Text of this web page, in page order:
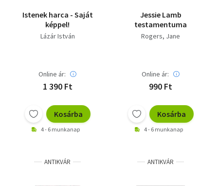
Istenek harca - Saját
képpel!
Lázár István
Online ár:
1 390 Ft
Kosárba
4 - 6 munkanap
Jessie Lamb
testamentuma
Rogers, Jane
Online ár:
990 Ft
Kosárba
4 - 6 munkanap
ANTIKVÁR ANTIKVÁR